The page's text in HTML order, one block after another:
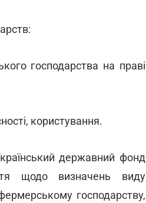
господарства на праві
користування.
державний фонд
щодо визначень виду
господарству,